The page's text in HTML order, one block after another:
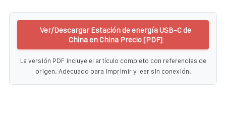
Ver/Descargar Estación de energía USB-C de
China en China Precio [PDF]
La versión PDF incluye el artículo completo con referencias de
origen. Adecuado para imprimir y leer sin conexión.